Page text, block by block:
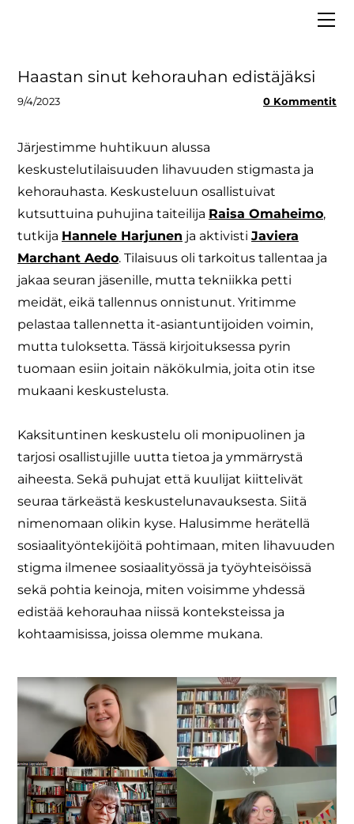
Haastan sinut kehorauhan edistäjäksi
9/4/2023 0 Kommentit
Järjestimme huhtikuun alussa
keskustelutilaisuuden lihavuuden stigmasta ja
kehorauhasta. Keskusteluun osallistuivat
kutsuttuina puhujina taiteilija Raisa Omaheimo,
tutkija Hannele Harjunen ja aktivisti Javiera
Marchant Aedo. Tilaisuus oli tarkoitus tallentaa ja
jakaa seuran jäsenille, mutta tekniikka petti
meidät, eikä tallennus onnistunut. Yritimme
pelastaa tallennetta it-asiantuntijoiden voimin,
mutta tuloksetta. Tässä kirjoituksessa pyrin
tuomaan esiin joitain näkökulmia, joita otin itse
mukaani keskustelusta.
Kaksituntinen keskustelu oli monipuolinen ja
tarjosi osallistujille uutta tietoa ja ymmärrystä
aiheesta. Sekä puhujat että kuulijat kiittelivät
seuraa tärkeästä keskustelunavauksesta. Siitä
nimenomaan olikin kyse. Halusimme herätellä
sosiaalityöntekijöitä pohtimaan, miten lihavuuden
stigma ilmenee sosiaalityössä ja työyhteisöissä
sekä pohtia keinoja, miten voisimme yhdessä
edistää kehorauhaa niissä konteksteissa ja
kohtaamisissa, joissa olemme mukana.
Säännöt ja tietosuoja
Tiedolla johtaminen